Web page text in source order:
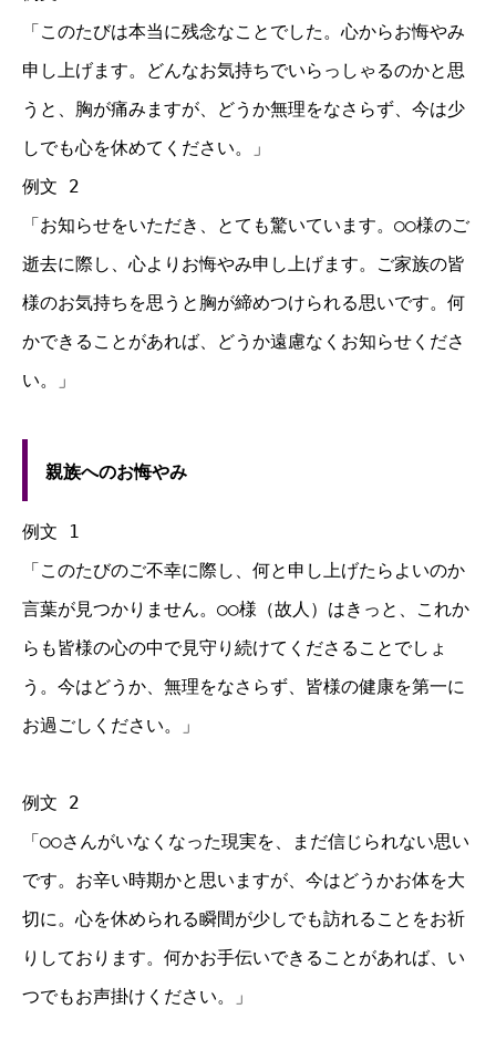
「このたびは本当に残念なことでした。心からお悔やみ
申し上げます。どんなお気持ちでいらっしゃるのかと思
うと、胸が痛みますが、どうか無理をなさらず、今は少
しでも心を休めてください。」
例文 2
「お知らせをいただき、とても驚いています。○○様のご
逝去に際し、心よりお悔やみ申し上げます。ご家族の皆
様のお気持ちを思うと胸が締めつけられる思いです。何
かできることがあれば、どうか遠慮なくお知らせくださ
い。」
親族へのお悔やみ
例文 1
「このたびのご不幸に際し、何と申し上げたらよいのか
言葉が見つかりません。○○様（故人）はきっと、これか
らも皆様の心の中で見守り続けてくださることでしょ
う。今はどうか、無理をなさらず、皆様の健康を第一に
お過ごしください。」
例文 2
「○○さんがいなくなった現実を、まだ信じられない思い
です。お辛い時期かと思いますが、今はどうかお体を大
切に。心を休められる瞬間が少しでも訪れることをお祈
りしております。何かお手伝いできることがあれば、い
つでもお声掛けください。」